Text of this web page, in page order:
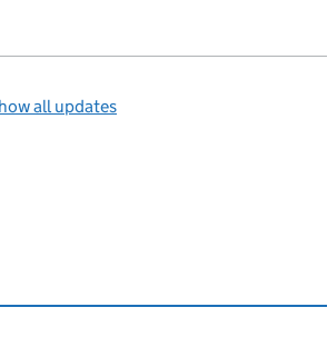
all updates